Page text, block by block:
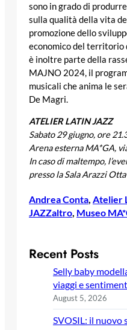
sono in grado di
sulla qualità della vita
promozione dello
economico del territorio
è inoltre parte della
MAJNO 2024, il
musicali che anima le
De Magri.
ATELIER LATIN JAZZ
Sabato 29 giugno, ore
Arena esterna MA*GA,
In caso di maltempo,
presso la Sala Arazzi
Andrea Conta Atelier
JAZZaltro Museo
Recent Posts
Selly baby
viaggi e
August 5, 2026
SVOSIL: il nuovo